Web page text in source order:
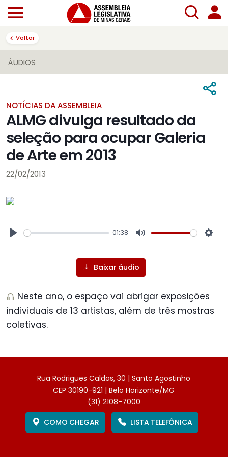
Voltar
ÁUDIOS
NOTÍCIAS DA ASSEMBLEIA
ALMG divulga resultado da
seleção para ocupar Galeria
de Arte em 2013
22/02/2013
01:38
Baixar áudio
Neste ano, o espaço vai abrigar exposições
individuais de 13 artistas, além de três mostras
coletivas.
Rua Rodrigues Caldas, 30 | Santo Agostinho
CEP 30190-921 | Belo Horizonte/MG
(31) 2108-7000
COMO CHEGAR
LISTA TELEFÔNICA